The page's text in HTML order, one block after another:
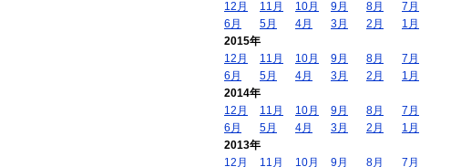
12月
11月 10月 9月 8月
7月
6月
5月 4月 3月 2月
1月
2015年
12月
11月 10月 9月 8月
7月
6月
5月 4月 3月 2月
1月
2014年
12月
11月 10月 9月 8月
7月
6月
5月 4月 3月 2月
1月
2013年
12月
11月 10月 9月 8月 7月